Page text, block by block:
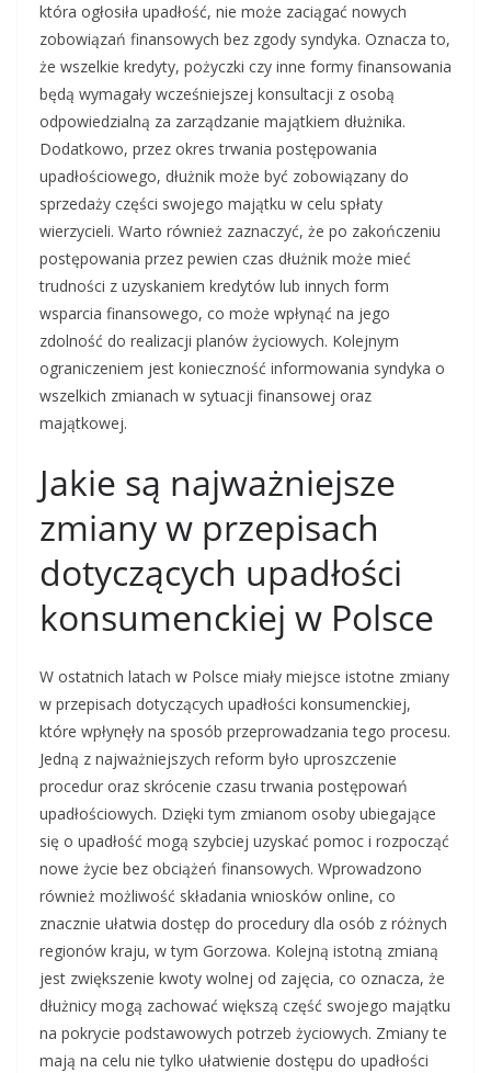
która ogłosiła upadłość, nie może zaciągać nowych
zobowiązań finansowych bez zgody syndyka. Oznacza to,
że wszelkie kredyty, pożyczki czy inne formy finansowania
będą wymagały wcześniejszej konsultacji z osobą
odpowiedzialną za zarządzanie majątkiem dłużnika.
Dodatkowo, przez okres trwania postępowania
upadłościowego, dłużnik może być zobowiązany do
sprzedaży części swojego majątku w celu spłaty
wierzycieli. Warto również zaznaczyć, że po zakończeniu
postępowania przez pewien czas dłużnik może mieć
trudności z uzyskaniem kredytów lub innych form
wsparcia finansowego, co może wpłynąć na jego
zdolność do realizacji planów życiowych. Kolejnym
ograniczeniem jest konieczność informowania syndyka o
wszelkich zmianach w sytuacji finansowej oraz
majątkowej.
Jakie są najważniejsze
zmiany w przepisach
dotyczących upadłości
konsumenckiej w Polsce
W ostatnich latach w Polsce miały miejsce istotne zmiany
w przepisach dotyczących upadłości konsumenckiej,
które wpłynęły na sposób przeprowadzania tego procesu.
Jedną z najważniejszych reform było uproszczenie
procedur oraz skrócenie czasu trwania postępowań
upadłościowych. Dzięki tym zmianom osoby ubiegające
się o upadłość mogą szybciej uzyskać pomoc i rozpocząć
nowe życie bez obciążeń finansowych. Wprowadzono
również możliwość składania wniosków online, co
znacznie ułatwia dostęp do procedury dla osób z różnych
regionów kraju, w tym Gorzowa. Kolejną istotną zmianą
jest zwiększenie kwoty wolnej od zajęcia, co oznacza, że
dłużnicy mogą zachować większą część swojego majątku
na pokrycie podstawowych potrzeb życiowych. Zmiany te
mają na celu nie tylko ułatwienie dostępu do upadłości